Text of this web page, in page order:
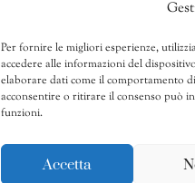
Per fornire le migliori esperienze,
accedere alle informazioni del
elaborare dati come il comportamento
acconsentire o ritirare il consenso può
funzioni.
Accetta